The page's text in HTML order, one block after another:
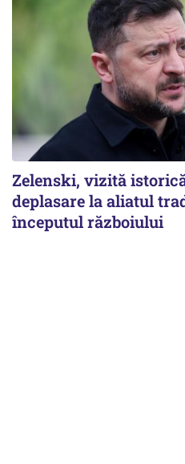
Zelenski, vizită
deplasare la aliatul
începutul războiului